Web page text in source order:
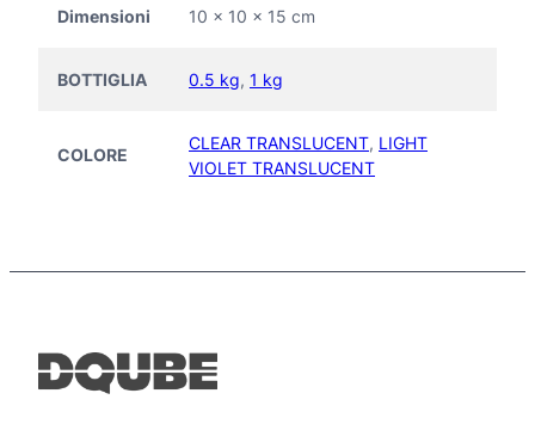
Dimensioni 10 × 10 × 15 cm
BOTTIGLIA 0.5 kg, 1 kg
COLORE
CLEAR TRANSLUCENT, LIGHT
VIOLET TRANSLUCENT